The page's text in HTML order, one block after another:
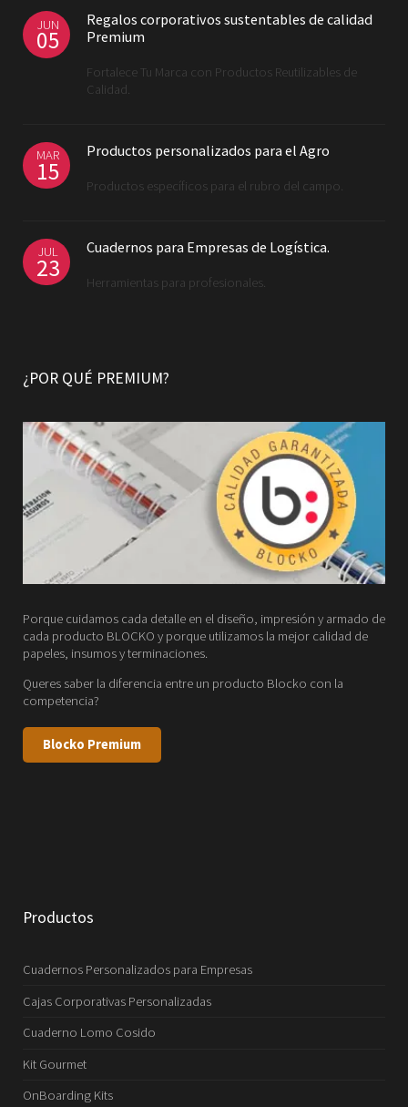
JUN
05
Regalos corporativos sustentables de calidad
Premium
Fortalece Tu Marca con Productos Reutilizables de
Calidad.
MAR
15
Productos personalizados para el Agro
Productos específicos para el rubro del campo.
JUL
23
Cuadernos para Empresas de Logística.
Herramientas para profesionales.
¿POR QUÉ PREMIUM?
Porque cuidamos cada detalle en el diseño, impresión y armado de
cada producto BLOCKO y porque utilizamos la mejor calidad de
papeles, insumos y terminaciones.
Queres saber la diferencia entre un producto Blocko con la
competencia?
Blocko Premium
Productos
Cuadernos Personalizados para Empresas
Cajas Corporativas Personalizadas
Cuaderno Lomo Cosido
Kit Gourmet
OnBoarding Kits